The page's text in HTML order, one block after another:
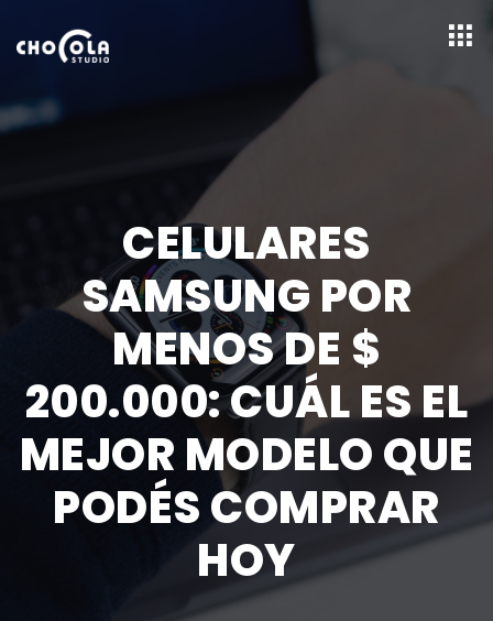
CELULARES
SAMSUNG POR
MENOS DE $
200.000: CUÁL ES EL
MEJOR MODELO QUE
PODÉS COMPRAR
HOY